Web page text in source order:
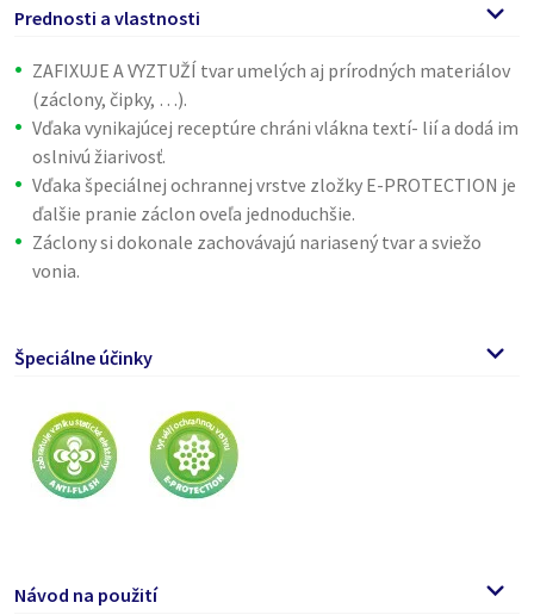
Prednosti a vlastnosti
ZAFIXUJE A VYZTUŽÍ tvar umelých aj prírodných materiálov
(záclony, čipky, …).
Vďaka vynikajúcej receptúre chráni vlákna textí- lií a dodá im
oslnivú žiarivosť.
Vďaka špeciálnej ochrannej vrstve zložky E-PROTECTION je
ďalšie pranie záclon oveľa jednoduchšie.
Záclony si dokonale zachovávajú nariasený tvar a sviežo
vonia.
Špeciálne účinky
Návod na použití